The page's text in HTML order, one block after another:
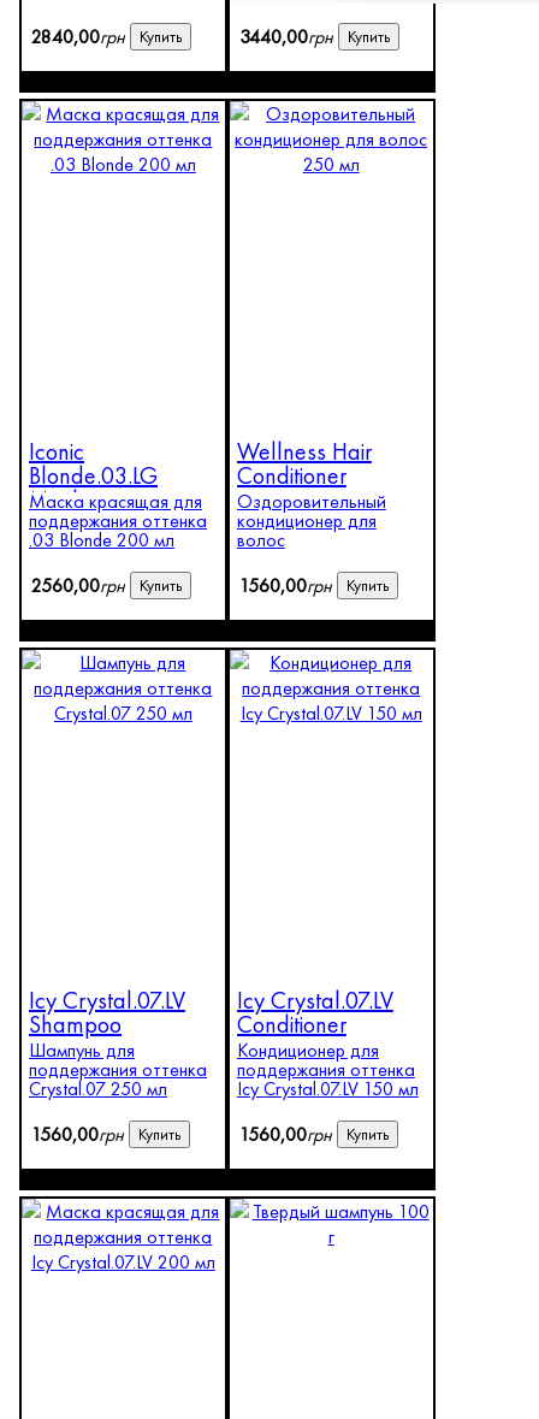
2840,00грн Купить
3440,00грн Купить
Iconic
Blonde.03.LG
Mask
Маска красящая для
поддержания оттенка
.03 Blonde 200 мл
2560,00грн Купить
Wellness Hair
Conditioner
Оздоровительный
кондиционер для
волос
1560,00грн Купить
Icy Crystal.07.LV
Shampoo
Шампунь для
поддержания оттенка
Crystal.07 250 мл
1560,00грн Купить
Icy Crystal.07.LV
Conditioner
Кондиционер для
поддержания оттенка
Icy Crystal.07.LV 150 мл
1560,00грн Купить